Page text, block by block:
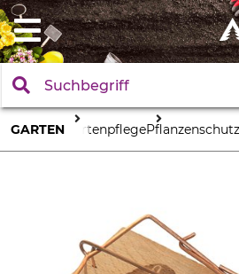
GARTEN GartenpflegePflanzenschutz